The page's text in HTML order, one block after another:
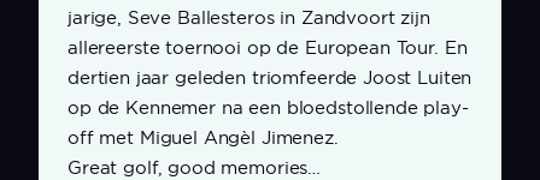
jarige, Seve Ballesteros in Zandvoort zijn
allereerste toernooi op de European Tour. En
dertien jaar geleden triomfeerde Joost Luiten
op de Kennemer na een bloedstollende play-
off met Miguel Angèl Jimenez.
Great golf, good memories…